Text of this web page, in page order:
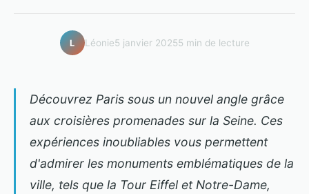
L Léonie5 janvier 20255 min de lecture
Découvrez Paris sous un nouvel angle grâce
aux croisières promenades sur la Seine. Ces
expériences inoubliables vous permettent
d'admirer les monuments emblématiques de la
ville, tels que la Tour Eiffel et Notre-Dame,